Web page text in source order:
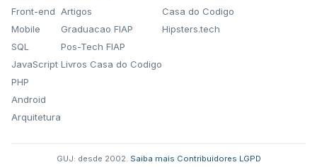
Front-end
Mobile
SQL
JavaScript
PHP
Android
Arquitetura
Artigos
Graduacao FIAP
Pos-Tech FIAP
Livros Casa do Codigo
Casa do Codigo
Hipsters.tech
GUJ: desde 2002. Saiba mais Contribuidores LGPD